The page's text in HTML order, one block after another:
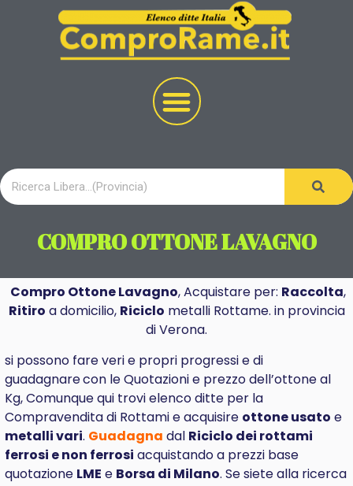
COMPRO OTTONE LAVAGNO
Compro Ottone Lavagno, Acquistare per: Raccolta,
Ritiro a domicilio, Riciclo metalli Rottame. in provincia
di Verona.
si possono fare veri e propri progressi e di
guadagnarecon le Quotazioni e prezzo dell’ottone al
Kg, Comunque qui trovi elenco ditte per la
Compravendita di Rottami e acquisire ottone usato e
metalli vari. Guadagna dal Riciclo dei rottami
ferrosi e non ferrosi acquistando a prezzi base
quotazione LME e Borsa di Milano. Se siete alla ricerca